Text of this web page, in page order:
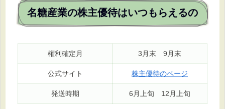
名糖産業の株主優待はいつもらえるの
権利確定月 3月末 9月末
公式サイト 株主優待のページ
発送時期 6月上旬 12月上旬